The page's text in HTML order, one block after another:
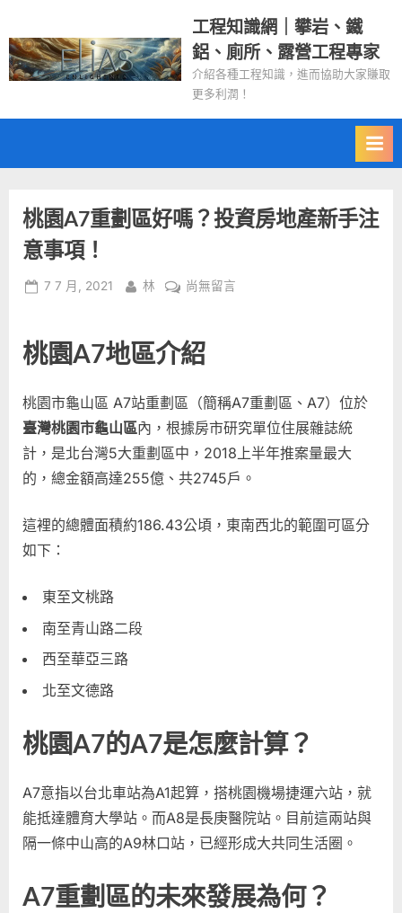
to
content
工程知識網｜攀岩、鐵
鋁、廁所、露營工程專家
介紹各種工程知識，進而協助大家賺取
更多利潤！
桃園A7重劃區好嗎？投資房地產新手注
意事項！
Posted
7 7 月, 2021 By
林
在
A7
重
區
好
嗎？
投
地
尚無留言
桃園A7地區介紹
桃園市龜山區 A7站重劃區（簡稱A7重劃區、A7）位於
臺灣桃園市龜山區內，根據房市研究單位住展雜誌統
計，是北台灣5大重劃區中，2018上半年推案量最大
的，總金額高達255億、共2745戶。
這裡的總體面積約186.43公頃，東南西北的範圍可區分
如下：
東至文桃路
南至青山路二段
西至華亞三路
北至文德路
桃園A7的A7是怎麼計算？
A7意指以台北車站為A1起算，搭桃園機場捷運六站，就
能抵達體育大學站。而A8是長庚醫院站。目前這兩站與
隔一條中山高的A9林口站，已經形成大共同生活圈。
A7重劃區的未來發展為何？